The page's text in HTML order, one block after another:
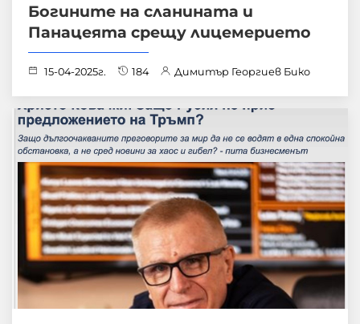
Богините на сланината и
Панацеята срещу лицемерието
15-04-2025г. 184 Димитър Георгиев Бико